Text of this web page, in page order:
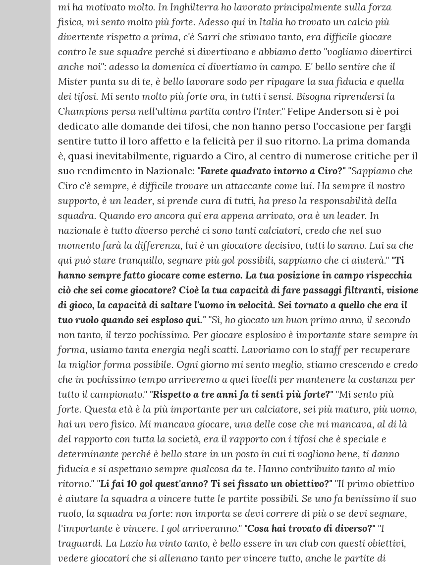
mi ha motivato molto. In Inghilterra ho lavorato principalmente sulla forza
fisica, mi sento molto più forte. Adesso qui in Italia ho trovato un calcio più
divertente rispetto a prima, c'è Sarri che stimavo tanto, era difficile giocare
contro le sue squadre perché si divertivano e abbiamo detto "vogliamo divertirci
anche noi": adesso la domenica ci divertiamo in campo. E' bello sentire che il
Mister punta su di te, è bello lavorare sodo per ripagare la sua fiducia e quella
dei tifosi. Mi sento molto più forte ora, in tutti i sensi. Bisogna riprendersi la
Champions persa nell'ultima partita contro l'Inter." Felipe Anderson si è poi
dedicato alle domande dei tifosi, che non hanno perso l'occasione per fargli
sentire tutto il loro affetto e la felicità per il suo ritorno. La prima domanda
è, quasi inevitabilmente, riguardo a Ciro, al centro di numerose critiche per il
suo rendimento in Nazionale: "Farete quadrato intorno a Ciro?" "Sappiamo che
Ciro c'è sempre, è difficile trovare un attaccante come lui. Ha sempre il nostro
supporto, è un leader, si prende cura di tutti, ha preso la responsabilità della
squadra. Quando ero ancora qui era appena arrivato, ora è un leader. In
nazionale è tutto diverso perché ci sono tanti calciatori, credo che nel suo
momento farà la differenza, lui è un giocatore decisivo, tutti lo sanno. Lui sa che
qui può stare tranquillo, segnare più gol possibili, sappiamo che ci aiuterà." "Ti
hanno sempre fatto giocare come esterno. La tua posizione in campo rispecchia
ciò che sei come giocatore? Cioè la tua capacità di fare passaggi filtranti, visione
di gioco, la capacità di saltare l'uomo in velocità. Sei tornato a quello che era il
tuo ruolo quando sei esploso qui." "Sì, ho giocato un buon primo anno, il secondo
non tanto, il terzo pochissimo. Per giocare esplosivo è importante stare sempre in
forma, usiamo tanta energia negli scatti. Lavoriamo con lo staff per recuperare
la miglior forma possibile. Ogni giorno mi sento meglio, stiamo crescendo e credo
che in pochissimo tempo arriveremo a quei livelli per mantenere la costanza per
tutto il campionato." "Rispetto a tre anni fa ti senti più forte?" "Mi sento più
forte. Questa età è la più importante per un calciatore, sei più maturo, più uomo,
hai un vero fisico. Mi mancava giocare, una delle cose che mi mancava, al di là
del rapporto con tutta la società, era il rapporto con i tifosi che è speciale e
determinante perché è bello stare in un posto in cui ti vogliono bene, ti danno
fiducia e si aspettano sempre qualcosa da te. Hanno contribuito tanto al mio
ritorno." "Li fai 10 gol quest'anno? Ti sei fissato un obiettivo?" "Il primo obiettivo
è aiutare la squadra a vincere tutte le partite possibili. Se uno fa benissimo il suo
ruolo, la squadra va forte: non importa se devi correre di più o se devi segnare,
l'importante è vincere. I gol arriveranno." "Cosa hai trovato di diverso?" "I
traguardi. La Lazio ha vinto tanto, è bello essere in un club con questi obiettivi,
vedere giocatori che si allenano tanto per vincere tutto, anche le partite di